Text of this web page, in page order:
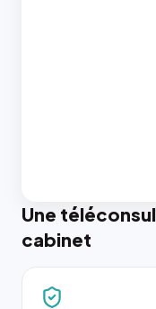
Une
cabinet